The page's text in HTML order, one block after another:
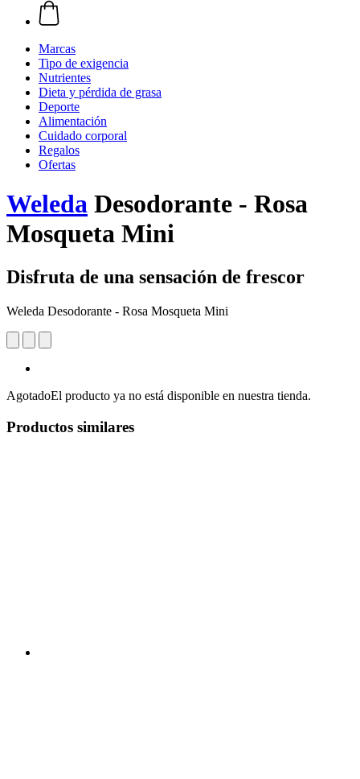
Marcas
Tipo de exigencia
Nutrientes
Dieta y pérdida de grasa
Deporte
Alimentación
Cuidado corporal
Regalos
Ofertas
Weleda Desodorante - Rosa
Mosqueta Mini
Disfruta de una sensación de frescor
Weleda Desodorante - Rosa Mosqueta Mini
AgotadoEl producto ya no está disponible en nuestra tienda.
Productos similares